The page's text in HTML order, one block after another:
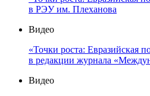
в РЭУ им. Плеханова
Видео
«Точки роста: Евразийская
в редакции журнала
Видео